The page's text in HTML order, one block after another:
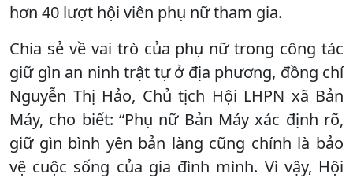
hơn 40 lượt hội viên phụ nữ tham gia.
Chia sẻ về vai trò của phụ nữ trong công tác
giữ gìn an ninh trật tự ở địa phương, đồng chí
Nguyễn Thị Hảo, Chủ tịch Hội LHPN xã Bản
Máy, cho biết: “Phụ nữ Bản Máy xác định rõ,
giữ gìn bình yên bản làng cũng chính là bảo
vệ cuộc sống của gia đình mình. Vì vậy, Hội